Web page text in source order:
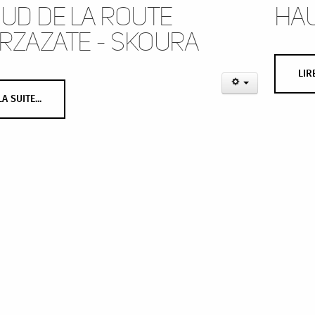
de la route
- Skoura
SUITE...